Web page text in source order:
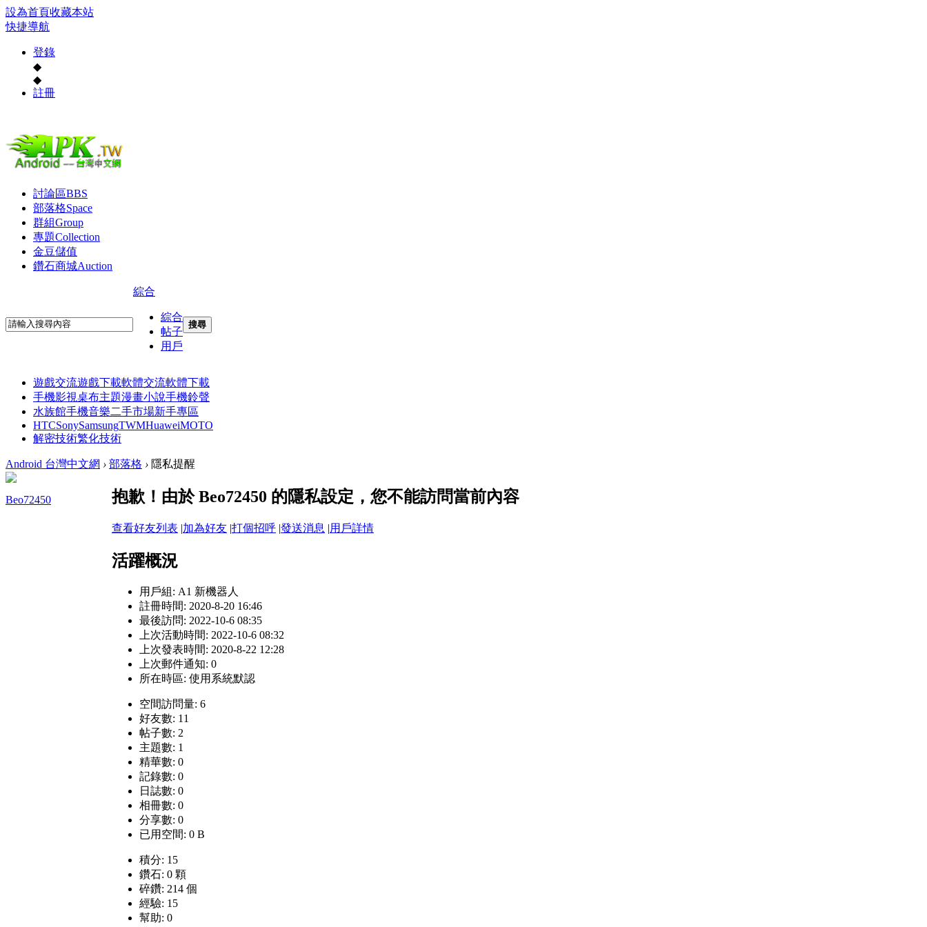
設為首頁收藏本站
快捷導航
登錄
◆
◆
註冊
討論區BBS
部落格Space
群組Group
專題Collection
金豆儲值
鑽石商城Auction
綜合
綜合
帖子
用戶
搜尋
遊戲交流遊戲下載軟體交流軟體下載
手機影視桌布主題漫畫小說手機鈴聲
水族館手機音樂二手市場新手專區
HTCSonySamsungTWMHuaweiMOTO
解密技術繁化技術
Android 台灣中文網 › 部落格 › 隱私提醒
Beo72450 抱歉！由於 Beo72450 的隱私設定，您不能訪問當前內容
查看好友列表 |加為好友 |打個招呼 |發送消息 |用戶詳情
活躍概況
用戶組: A1 新機器人
註冊時間: 2020-8-20 16:46
最後訪問: 2022-10-6 08:35
上次活動時間: 2022-10-6 08:32
上次發表時間: 2020-8-22 12:28
上次郵件通知: 0
所在時區: 使用系統默認
空間訪問量: 6
好友數: 11
帖子數: 2
主題數: 1
精華數: 0
記錄數: 0
日誌數: 0
相冊數: 0
分享數: 0
已用空間: 0 B
積分: 15
鑽石: 0 顆
碎鑽: 214 個
經驗: 15
幫助: 0